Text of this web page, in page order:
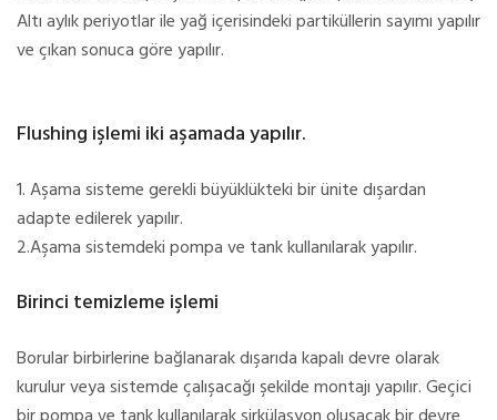
Altı aylık periyotlar ile yağ içerisindeki partiküllerin sayımı yapılır
ve çıkan sonuca göre yapılır.
Flushing işlemi iki aşamada yapılır.
1. Aşama sisteme gerekli büyüklükteki bir ünite dışardan
adapte edilerek yapılır.
2.Aşama sistemdeki pompa ve tank kullanılarak yapılır.
Birinci temizleme işlemi
Borular birbirlerine bağlanarak dışarıda kapalı devre olarak
kurulur veya sistemde çalışacağı şekilde montajı yapılır. Geçici